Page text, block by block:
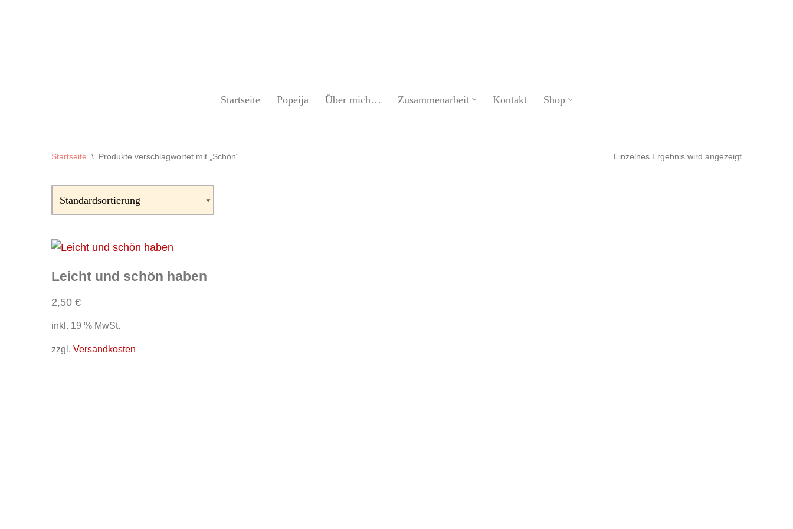
Startseite Popeija Über mich… Zusammenarbeit Kontakt Shop
Startseite \ Produkte verschlagwortet mit „Schön“ Einzelnes Ergebnis wird angezeigt
Leicht und schön haben
2,50 €
inkl. 19 % MwSt.
zzgl. Versandkosten